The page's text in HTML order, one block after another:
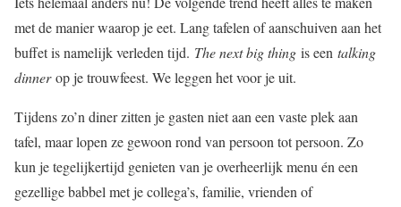
met de manier waarop je eet. Lang tafelen of aanschuiven aan het
buffet is namelijk verleden tijd. The next big thing is een talking
dinnerop je trouwfeest. We leggen het voor je uit.
Tijdens zo’n diner zitten je gasten niet aan een vaste plek aan
tafel, maar lopen ze gewoon rond van persoon tot persoon. Zo
kun je tegelijkertijd genieten van je overheerlijk menu én een
gezellige babbel met je collega’s, familie, vrienden of